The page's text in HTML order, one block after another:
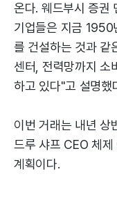
온다. 웨드부시 증권
기업들은 지금 1950
를 건설하는 것과 같
센터, 전력망까지 소
하고 있다"고 설명했
이번 거래는 내년 상
드루 샤프 CEO 체
계획이다.